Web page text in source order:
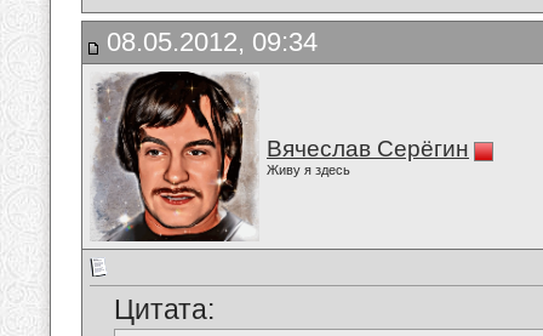
08.05.2012, 09:34
Вячеслав Серёгин
Живу я здесь
Цитата: